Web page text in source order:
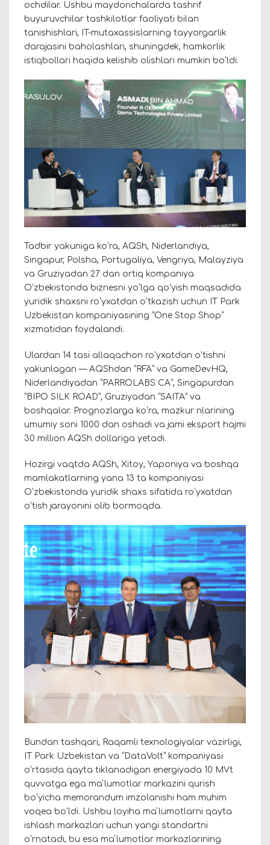
ochdilar. Ushbu maydonchalarda tashrif
buyuruvchilar tashkilotlar faoliyati bilan
tanishishlari, IT-mutaxassislarning tayyorgarlik
darajasini baholashlari, shuningdek, hamkorlik
istiqbollari haqida kelishib olishlari mumkin boʻldi.
Tadbir yakuniga koʻra, AQSh, Niderlandiya,
Singapur, Polsha, Portugaliya, Vengriya, Malayziya
va Gruziyadan 27 dan ortiq kompaniya
Oʻzbekistonda biznesni yoʻlga qoʻyish maqsadida
yuridik shaxsni roʻyxatdan oʻtkazish uchun IT Park
Uzbekistan kompaniyasining “One Stop Shop”
xizmatidan foydalandi.
Ulardan 14 tasi allaqachon roʻyxatdan oʻtishni
yakunlagan — AQShdan “RFA” va GameDevHQ,
Niderlandiyadan “PARROLABS CA”, Singapurdan
“BIPO SILK ROAD”, Gruziyadan “SAITA” va
boshqalar. Prognozlarga koʻra, mazkur nlarining
umumiy soni 1000 dan oshadi va jami eksport hajmi
30 million AQSh dollariga yetadi.
Hozirgi vaqtda AQSh, Xitoy, Yaponiya va boshqa
mamlakatlarning yana 13 ta kompaniyasi
Oʻzbekistonda yuridik shaxs sifatida roʻyxatdan
oʻtish jarayonini olib bormoqda.
Bundan tashqari, Raqamli texnologiyalar vazirligi,
IT Park Uzbekistan va “DataVolt” kompaniyasi
oʻrtasida qayta tiklanadigan energiyada 10 MVt
quvvatga ega maʼlumotlar markazini qurish
boʻyicha memorandum imzolanishi ham muhim
voqea boʻldi. Ushbu loyiha maʼlumotlarni qayta
ishlash markazlari uchun yangi standartni
oʻrnatadi, bu esa maʼlumotlar markazlarining